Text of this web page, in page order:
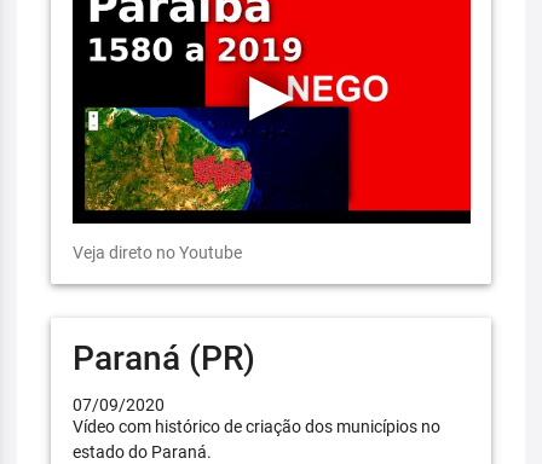
Veja direto no Youtube
Paraná (PR)
07/09/2020
Vídeo com histórico de criação dos municípios no
estado do Paraná.